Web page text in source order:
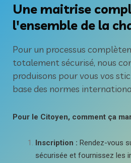
Une maitrise
l'ensemble de la
Pour un processus
totalement sécurisé, nous
produisons pour vous vos
base des normes
Pour le Citoyen, comment ça
Inscription : Rendez-vous
sécurisée et fournissez les